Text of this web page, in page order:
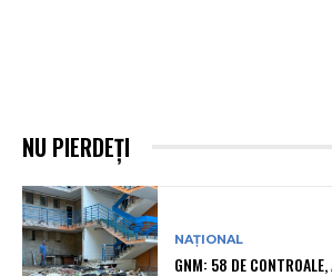
NU PIERDEȚI
NAȚIONAL
GNM: 58 DE